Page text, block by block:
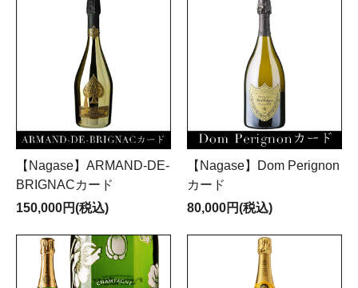
【Nagase】ARMAND-DE-
BRIGNACカード
150,000円(税込)
【Nagase】Dom Perignon
カード
80,000円(税込)